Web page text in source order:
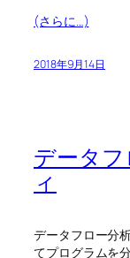
(さらに…)
2018年9月14日
データ
ィ
データフロー分
てプログラムを